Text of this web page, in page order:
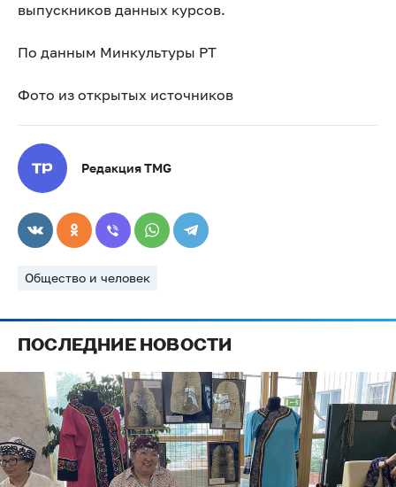
выпускников данных курсов.
По данным Минкультуры РТ
Фото из открытых источников
Редакция TMG
Общество и человек
ПОСЛЕДНИЕ НОВОСТИ